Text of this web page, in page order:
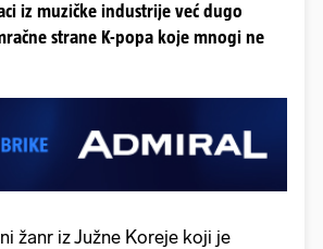
iz muzičke industrije već dugo
strane K-popa koje mnogi ne
žanr iz Južne Koreje koji je